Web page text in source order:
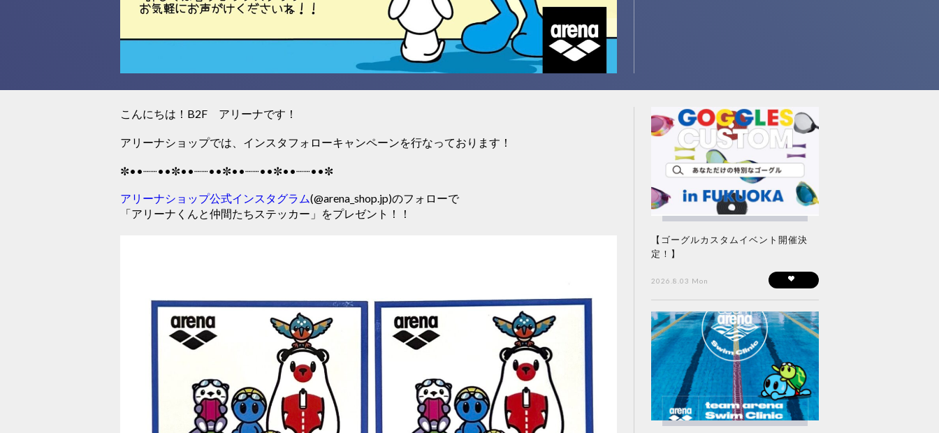
こんにちは！B2F アリーナです！
アリーナショップでは、インスタフォローキャンペーンを行なっております！
✼••┈┈••✼••┈┈••✼••┈┈••✼••┈┈••✼
アリーナショップ公式インスタグラム(@arena_shop.jp)のフォローで
「アリーナくんと仲間たちステッカー」をプレゼント！！
【ゴーグルカスタムイベント開催決
定！】
2026.8.03 Mon